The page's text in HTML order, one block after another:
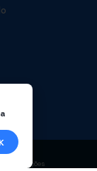
reclamações